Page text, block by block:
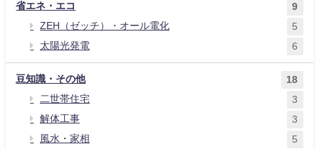
省エネ・エコ
9
ZEH（ゼッチ）・オール電化
5
太陽光発電
6
豆知識・その他
18
二世帯住宅
3
解体工事
3
風水・家相
5